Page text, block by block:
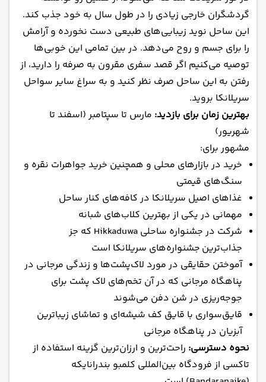
گردشگران خارجی زیادی را در طول سال به خود جذب ‌کند.
این ساحل نوید زیبایی‌های طبیعی دست نخورده و آرامش
را برای جسم و روح می‌دهد. در بین تمامی این خوبی‌ها
توصیه می‌کنیم اگر قصد سفری مقرون به صرفه را دارید، از
رفتن به این ساحل صرف نظر کنید‌ و به سراغ سایر سواحل
سریلانکا بروید.
بهترین زمان برای بازدید: مارس تا سپتامبر (اسفند تا
شهریور)
مشهور برای:
خرید در بازارهای محلی و همچنین خرید جواهرات نقره و
سنگ‌های قیمتی
غذاهای اصیل سریلانکا در کافه‌های کنار ساحل
مهمانی در یکی از بهترین کلاب‌های شبانه
شرکت در جشنواره ساحلی Hikkaduwa که جز
جذاب‌ترین جشنواره‌های سریلانکا است
آموختن حقایقی در مورد لاک‌پشت‌ها و زندگی مرجانی در
پناهگاه مرجانی که در آن تخم‌های لاک پشت برای
جوجه‌ریزی در شن دفن می‌شوند
قایق‌سواری با قایق کف شیشه‌ای و تماشای زیباترین
آبزیان در پناهگاه مرجانی
نحوه دسترسی: راحت‌ترین و ارزان‌ترین گزینه استفاده از
تاکسی از فرودگاه بین‌المللی کلمبو بندرانایکه